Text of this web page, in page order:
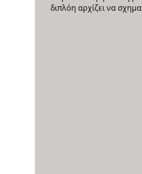
διπλόη αρχίζει να